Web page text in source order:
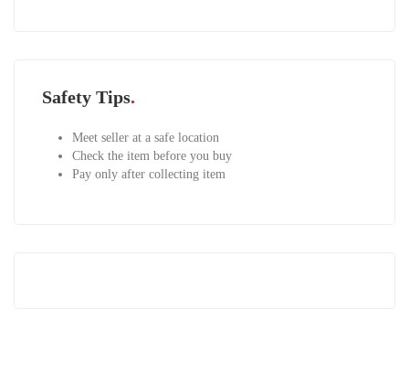
Safety Tips
Meet seller at a safe location
Check the item before you buy
Pay only after collecting item